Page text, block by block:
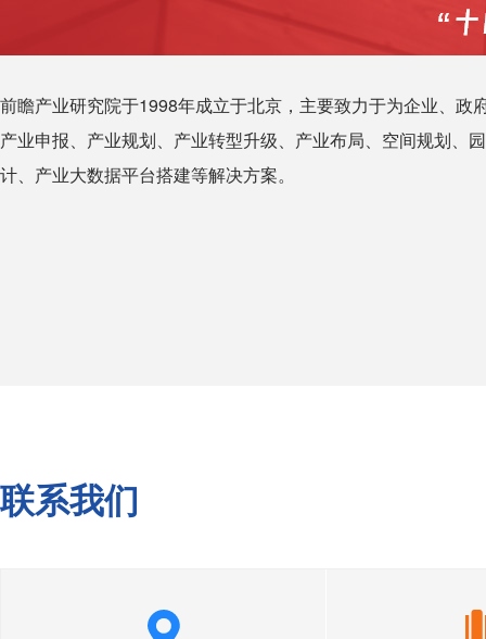
前瞻产业研究院于1998年成立于北京，主要致力于为企业、政
产业申报、产业规划、产业转型升级、产业布局、空间规划、
计、产业大数据平台搭建等解决方案。
联系我们